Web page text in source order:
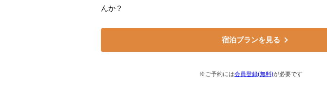
んか？
宿泊プランを見る
※ご予約には会員登録(無料)が必要です